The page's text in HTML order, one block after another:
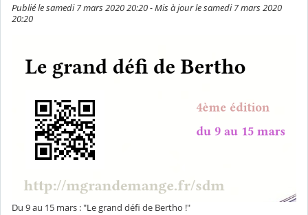
Publié le samedi 7 mars 2020 20:20 - Mis à jour le samedi 7 mars 2020
20:20
Du 9 au 15 mars : "Le grand défi de Bertho !"